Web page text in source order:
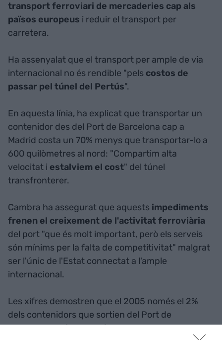
transport ferroviari de mercaderies cap als
països europeus i reduir el transport per
carretera.
Ha assenyalat que el transport per ample de via
internacional no és rendible "pels costos de
passar pel túnel del Pertús".
En aquesta línia, ha explicat que transportar un
contenidor des del Port de Barcelona cap a
Madrid costa un 70% menys que transportar-lo a
600 quilòmetres al nord: "Compartim alta
velocitat i estalviem el cost" del túnel
transfronterer.
Cambra ha assegurat que aquests impediments
frenen el creixement de l'activitat ferroviària
del port "que és molt important, però els serveis
són mínims per la falta de competitivitat" malgrat
ser l'únic de l'Estat connectat a l'ample
internacional.
Les xifres demostren que el 2005 només el 2%
dels contenidors que sortien del Port de
Barcelona ho feien per ferrocarril, el 2014 han